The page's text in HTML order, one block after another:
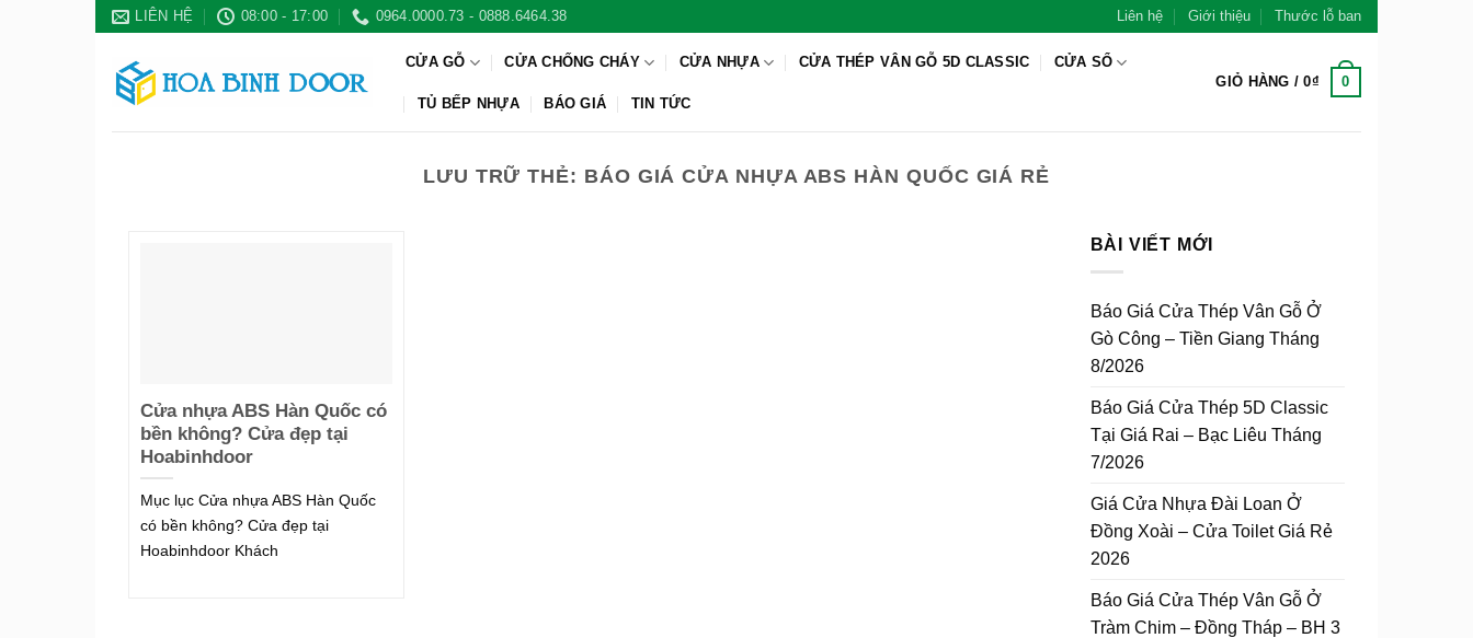
Bỏ
dung
LIÊN HỆ 08:00 - 17:00 0964.0000.73 - 0888.6464.38 Liên hệ Giới thiệu Thước lỗ ban
CỬA GỖ CỬA CHỐNG CHÁY CỬA NHỰA CỬA THÉP VÂN GỖ 5D CLASSIC CỬA SỔ
TỦ BẾP NHỰA BÁO GIÁ TIN TỨC
GIỎ HÀNG /0₫ 0
LƯU TRỮ THẺ: BÁO GIÁ CỬA NHỰA ABS HÀN QUỐC GIÁ RẺ
Cửa nhựa ABS Hàn Quốc có
bền không? Cửa đẹp tại
Hoabinhdoor
Mục lục Cửa nhựa ABS Hàn Quốc
có bền không? Cửa đẹp tại
Hoabinhdoor Khách
BÀI VIẾT MỚI
Báo Giá Cửa Thép Vân Gỗ Ở
Gò Công – Tiền Giang Tháng
8/2026
Báo Giá Cửa Thép 5D Classic
Tại Giá Rai – Bạc Liêu Tháng
7/2026
Giá Cửa Nhựa Đài Loan Ở
Đồng Xoài – Cửa Toilet Giá Rẻ
2026
Báo Giá Cửa Thép Vân Gỗ Ở
Tràm Chim – Đồng Tháp – BH 3